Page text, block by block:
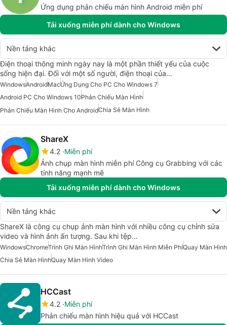
Ứng dụng phản chiếu màn hình Android miễn phí
Tải xuống miễn phí dành cho Windows
Nền tảng khác
Điện thoại thông minh ngày nay là một phần thiết yếu của cuộc
sống hiện đại. Đối với một số người, điện thoại của…
WindowsAndroidMacỨng Dụng Cho PC Cho Windows 7
Android PC Cho Windows 10Phản Chiếu Màn Hình
Phản Chiếu Màn Hình Cho AndroidChia Sẻ Màn Hình
ShareX
4.2 Miễn phí
Ảnh chụp màn hình miễn phí Công cụ Grabbing với các
tính năng mạnh mẽ
Tải xuống miễn phí dành cho Windows
Nền tảng khác
ShareX là công cụ chụp ảnh màn hình với nhiều công cụ chỉnh sửa
video và hình ảnh ấn tượng. Sau khi tệp…
WindowsChromeTrình Ghi Màn HìnhTrình Ghi Màn Hình Miễn PhíQuay Màn Hình
Chia Sẻ Màn HìnhQuay Màn Hình Video
HCCast
4.2 Miễn phí
Phản chiếu màn hình hiệu quả với HCCast